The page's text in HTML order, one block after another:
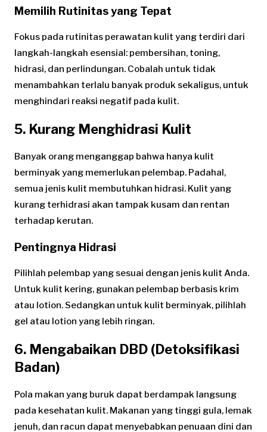
Memilih Rutinitas yang Tepat
Fokus pada rutinitas perawatan kulit yang terdiri dari
langkah-langkah esensial: pembersihan, toning,
hidrasi, dan perlindungan. Cobalah untuk tidak
menambahkan terlalu banyak produk sekaligus, untuk
menghindari reaksi negatif pada kulit.
5. Kurang Menghidrasi Kulit
Banyak orang menganggap bahwa hanya kulit
berminyak yang memerlukan pelembap. Padahal,
semua jenis kulit membutuhkan hidrasi. Kulit yang
kurang terhidrasi akan tampak kusam dan rentan
terhadap kerutan.
Pentingnya Hidrasi
Pilihlah pelembap yang sesuai dengan jenis kulit Anda.
Untuk kulit kering, gunakan pelembap berbasis krim
atau lotion. Sedangkan untuk kulit berminyak, pilihlah
gel atau lotion yang lebih ringan.
6. Mengabaikan DBD (Detoksifikasi
Badan)
Pola makan yang buruk dapat berdampak langsung
pada kesehatan kulit. Makanan yang tinggi gula, lemak
jenuh, dan racun dapat menyebabkan penuaan dini dan